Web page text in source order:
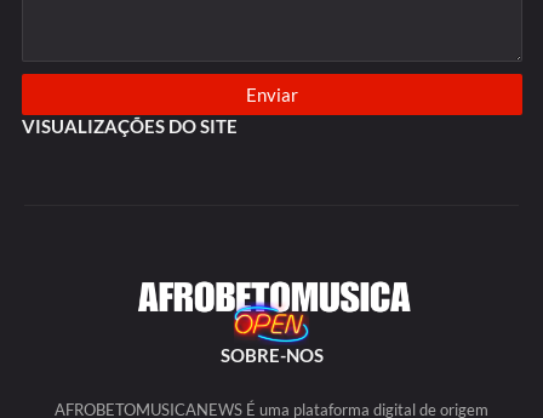
VISUALIZAÇÕES DO SITE
SOBRE-NOS
AFROBETOMUSICANEWS É uma plataforma digital de origem